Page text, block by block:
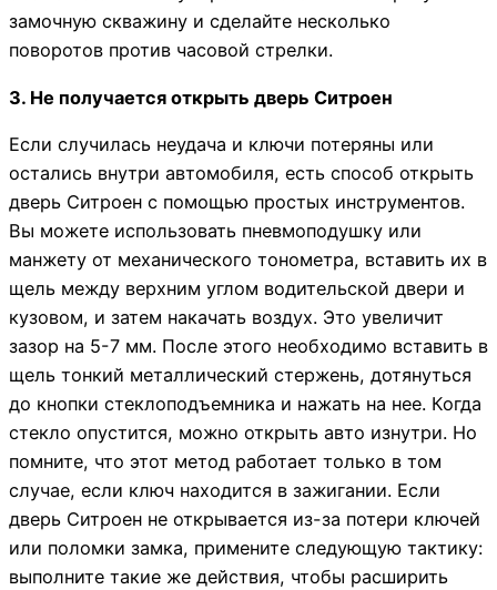
замочную скважину и сделайте несколько
поворотов против часовой стрелки.
3. Не получается открыть дверь Ситроен
Если случилась неудача и ключи потеряны или
остались внутри автомобиля, есть способ открыть
дверь Ситроен с помощью простых инструментов.
Вы можете использовать пневмоподушку или
манжету от механического тонометра, вставить их в
щель между верхним углом водительской двери и
кузовом, и затем накачать воздух. Это увеличит
зазор на 5-7 мм. После этого необходимо вставить в
щель тонкий металлический стержень, дотянуться
до кнопки стеклоподъемника и нажать на нее. Когда
стекло опустится, можно открыть авто изнутри. Но
помните, что этот метод работает только в том
случае, если ключ находится в зажигании. Если
дверь Ситроен не открывается из-за потери ключей
или поломки замка, примените следующую тактику:
выполните такие же действия, чтобы расширить